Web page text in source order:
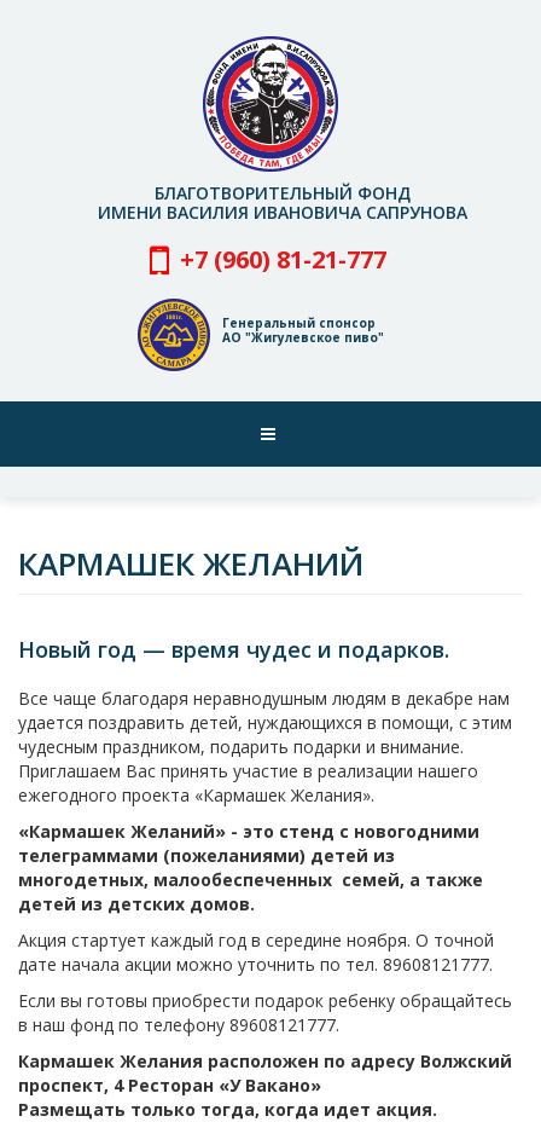
БЛАГОТВОРИТЕЛЬНЫЙ ФОНД
ИМЕНИ ВАСИЛИЯ ИВАНОВИЧА САПРУНОВА
+7 (960) 81-21-777
Генеральный спонсор
АО "Жигулевское пиво"
КАРМАШЕК ЖЕЛАНИЙ
Новый год — время чудес и подарков.
Все чаще благодаря неравнодушным людям в декабре нам
удается поздравить детей, нуждающихся в помощи, с этим
чудесным праздником, подарить подарки и внимание.
Приглашаем Вас принять участие в реализации нашего
ежегодного проекта «Кармашек Желания».
«Кармашек Желаний» - это стенд с новогодними
телеграммами (пожеланиями) детей из
многодетных, малообеспеченных семей, а также
детей из детских домов.
Акция стартует каждый год в середине ноября. О точной
дате начала акции можно уточнить по тел. 89608121777.
Если вы готовы приобрести подарок ребенку обращайтесь
в наш фонд по телефону 89608121777.
Кармашек Желания расположен по адресу Волжский
проспект, 4 Ресторан «У Вакано»
Размещать только тогда, когда идет акция.